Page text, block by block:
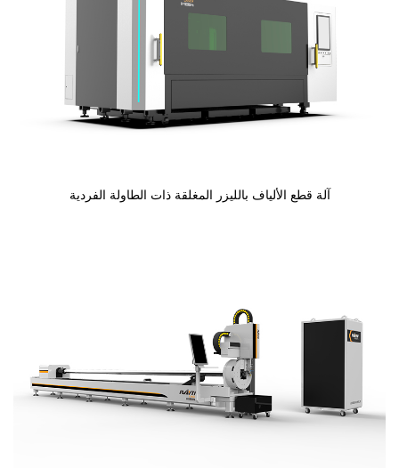
آلة قطع الألياف بالليزر المغلقة ذات الطاولة الفردية